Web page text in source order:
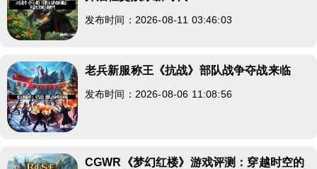
发布时间：2026-08-11 03:46:03
老兵新服称王《抗战》部队战争夺战来临
发布时间：2026-08-06 11:08:56
CGWR《梦幻红楼》游戏评测：穿越时空的